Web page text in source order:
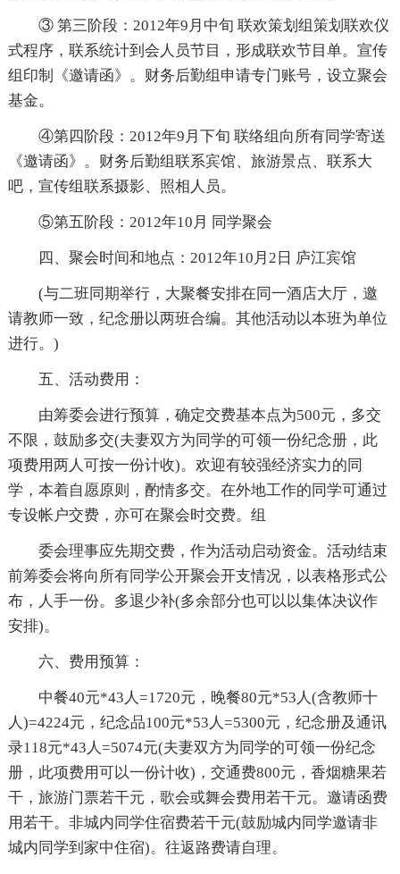
③ 第三阶段：2012年9月中旬 联欢策划组策划联欢仪
式程序，联系统计到会人员节目，形成联欢节目单。宣传
组印制《邀请函》。财务后勤组申请专门账号，设立聚会
基金。
④第四阶段：2012年9月下旬 联络组向所有同学寄送
《邀请函》。财务后勤组联系宾馆、旅游景点、联系大
吧，宣传组联系摄影、照相人员。
⑤第五阶段：2012年10月 同学聚会
四、聚会时间和地点：2012年10月2日 庐江宾馆
(与二班同期举行，大聚餐安排在同一酒店大厅，邀
请教师一致，纪念册以两班合编。其他活动以本班为单位
进行。)
五、活动费用：
由筹委会进行预算，确定交费基本点为500元，多交
不限，鼓励多交(夫妻双方为同学的可领一份纪念册，此
项费用两人可按一份计收)。欢迎有较强经济实力的同
学，本着自愿原则，酌情多交。在外地工作的同学可通过
专设帐户交费，亦可在聚会时交费。组
委会理事应先期交费，作为活动启动资金。活动结束
前筹委会将向所有同学公开聚会开支情况，以表格形式公
布，人手一份。多退少补(多余部分也可以以集体决议作
安排)。
六、费用预算：
中餐40元*43人=1720元，晚餐80元*53人(含教师十
人)=4224元，纪念品100元*53人=5300元，纪念册及通讯
录118元*43人=5074元(夫妻双方为同学的可领一份纪念
册，此项费用可以一份计收)，交通费800元，香烟糖果若
干，旅游门票若干元，歌会或舞会费用若干元。邀请函费
用若干。非城内同学住宿费若干元(鼓励城内同学邀请非
城内同学到家中住宿)。往返路费请自理。